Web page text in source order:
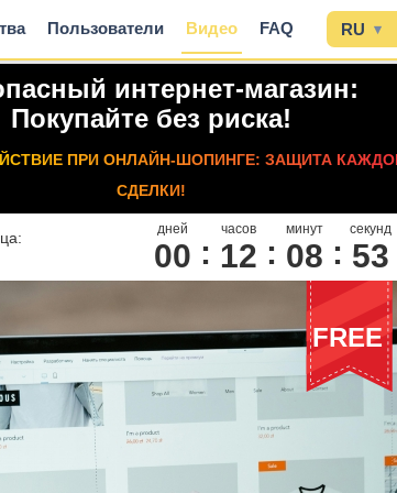
Пользователи Видео FAQ RU ▾
интернет-магазин:
Покупайте без риска!
ПРИ ОНЛАЙН-ШОПИНГЕ: ЗАЩИТА
СДЕЛКИ!
дней
00
часов
12
минут
08
секунд
52
FREE